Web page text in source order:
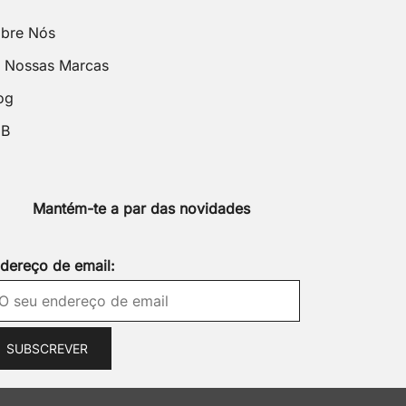
Nós
Nossas Marcas
Mantém-te a par das novidades
de email: